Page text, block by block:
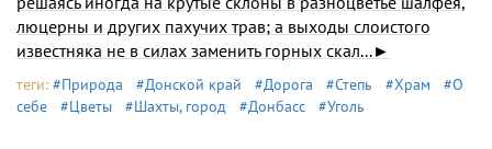
люцерны и других па­хучих трав; а выходы слоистого
известняка не в силах заменить горных скал...►
теги: #Природа #Донской край #Дорога #Степь #Храм
#О
себе
#Цветы #Шахты, город #Донбасс #Уголь